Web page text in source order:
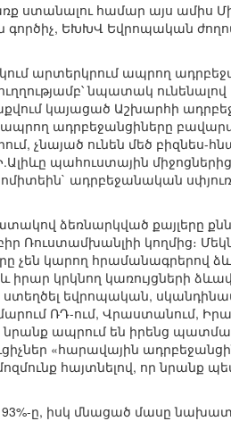
ստանալու համար այս
ԵԽԽՎ Եվրոպական
արտերկրում ապրող
նպատակ ունենալով
կայացած Աշխարհի
ապրող ադրբեջանցիները
չնայած ունեն մեծ բիզնես-
պահուստային միջոցներից
ադրբեջանական
ձեռնարկված քայլերը
Ռուստամխանլիի կողմից։
չեն կարող հրամանագրերով
կրկնող կառույցների
ստեղծել եվրոպական,
ՌԴ-ում, Վրաստանում,
նրանք ապրում են իրենց
«հարավային
հայտնելով, որ նրանք
ը, իսկ մնացած մասը